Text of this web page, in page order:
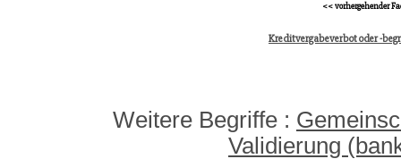
<< vorhergehender
Kreditvergabeverbot oder -
Weitere Begriffe :
Validierung